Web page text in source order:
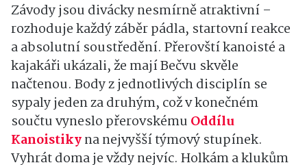
Závody jsou divácky nesmírně atraktivní –
rozhoduje každý záběr pádla, startovní reakce
a absolutní soustředění. Přerovští kanoisté a
kajakáři ukázali, že mají Bečvu skvěle
načtenou. Body z jednotlivých disciplín se
sypaly jeden za druhým, což v konečném
součtu vyneslo přerovskému Oddílu
Kanoistikyna nejvyšší týmový stupínek.
Vyhrát doma je vždy nejvíc. Holkám a klukům